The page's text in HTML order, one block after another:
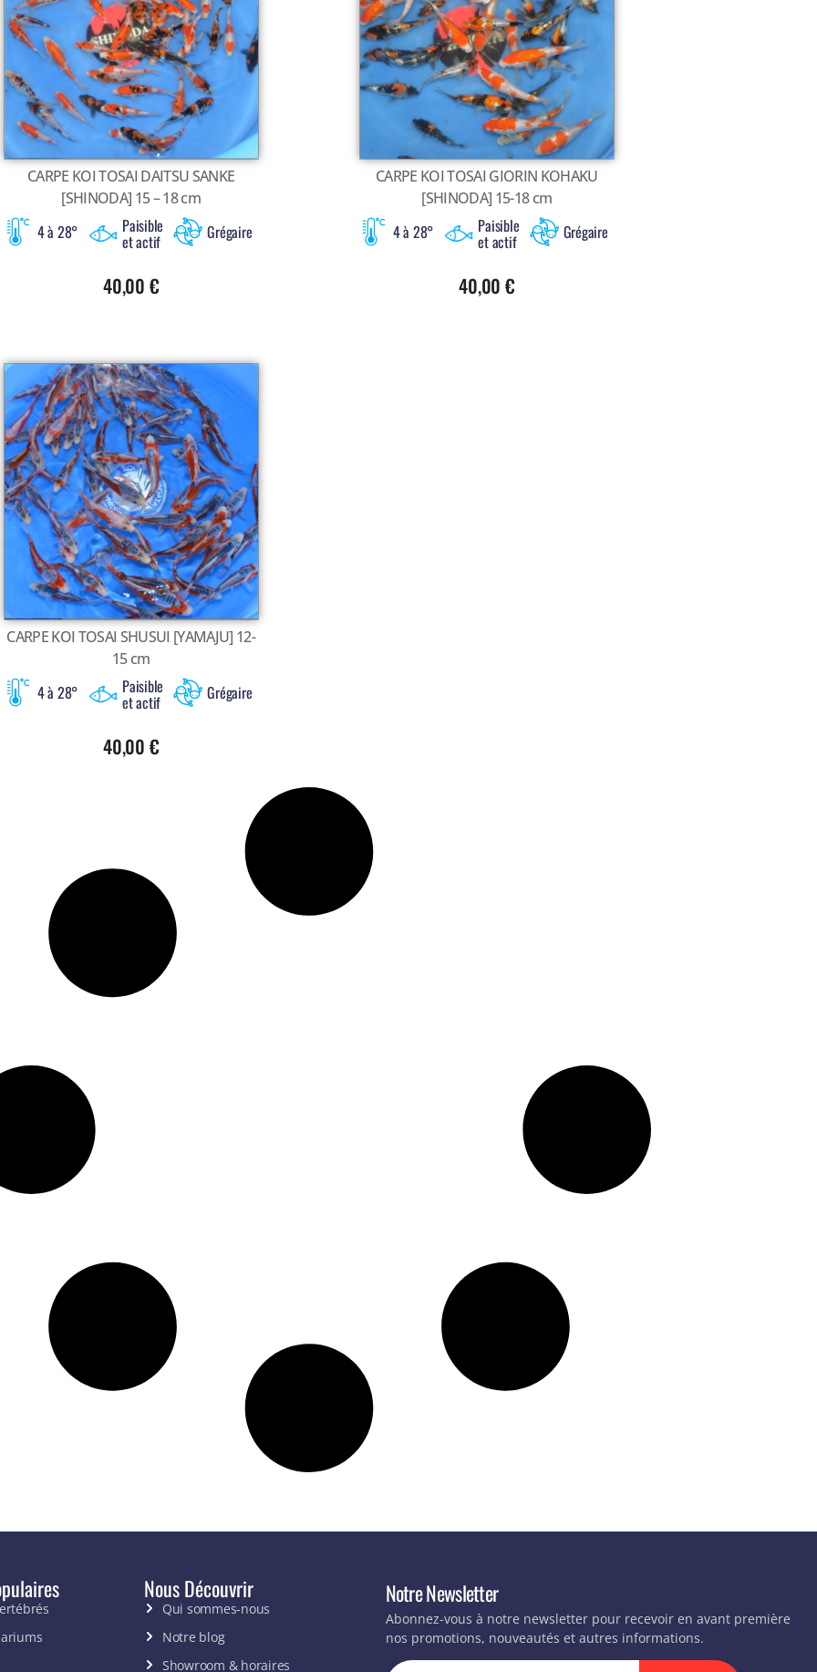
CARPE KOI TOSAI DAITSU SANKE
[SHINODA] 15 – 18 cm
4 à 28° Paisible
et actif Grégaire
40,00 €
CARPE KOI TOSAI GIORIN KOHAKU
[SHINODA] 15-18 cm
4 à 28° Paisible
et actif Grégaire
40,00 €
CARPE KOI TOSAI SHUSUI [YAMAJU] 12-
15 cm
4 à 28° Paisible
et actif Grégaire
40,00 €
Nous Découvrir
Qui sommes-nous
Notre blog
Showroom & horaires
Notre Newsletter
Abonnez-vous à notre newsletter pour recevoir en avant première
nos promotions, nouveautés et autres informations.